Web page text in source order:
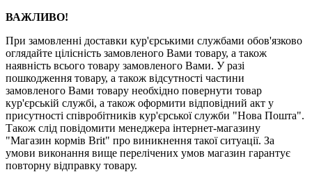
ВАЖЛИВО!
При замовленні доставки кур'єрськими службами обов'язково
оглядайте цілісність замовленого Вами товару, а також
наявність всього товару замовленого Вами. У разі
пошкодження товару, а також відсутності частини
замовленого Вами товару необхідно повернути товар
кур'єрській службі, а також оформити відповідний акт у
присутності співробітників кур'єрської служби "Нова Пошта".
Також слід повідомити менеджера інтернет-магазину
"Магазин кормів Brit" про виникнення такої ситуації. За
умови виконання вище перелічених умов магазин гарантує
повторну відправку товару.